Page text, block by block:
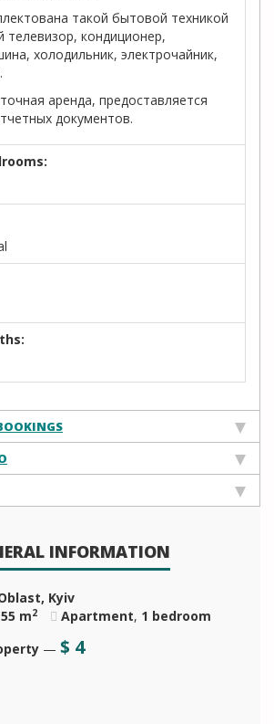
такой бытовой техникой
телевизор, кондиционер,
холодильник, электрочайник,
аренда, предоставляется
документов.
INFORMATION
Kyiv
m2 Apartment, 1 bedroom
— $ 4